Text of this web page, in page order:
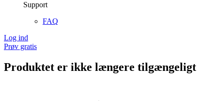
Support
FAQ
Log ind
Prøv gratis
Produktet er ikke længere tilgængeligt